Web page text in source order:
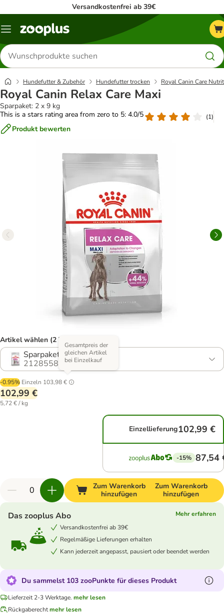
Versandkostenfrei ab 39€
Menü
Produkte
suchen
Hundefutter & Zubehör Hundefutter trocken Royal Canin Care
Royal Canin Relax Care Maxi
Sparpaket: 2 x 9 kg
This is a stars rating area from zero to 5: 4.0/5
(1)
Produkt bewerten
Artikel wählen (2 Varianten)
Sparpaket: 2 x 9 kg
2128558.1
-0.95% Einzeln 103,98 €
Gesamtpreis der
gleichen Artikel
bei Einzelkauf
102,99 €
5,72 € / kg
Einzellieferung102,99 €
-15% 87,54
Zum Warenkorb
hinzufügen
Zum Warenkorb
hinzufügen
Das zooplus Abo
Mehr erfahren
Versandkostenfrei ab 39€
Regelmäßige Lieferungen erhalten
Kann jederzeit angepasst, pausiert oder beendet werden
Du sammelst 103 zooPunkte für dieses Produkt
Lieferzeit 2-3 Werktage. mehr lesen
Rückgaberechtmehr lesen